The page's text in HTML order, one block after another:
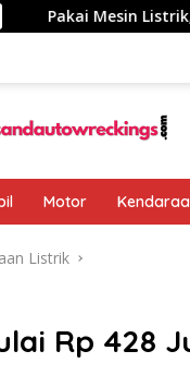
Listrik, Jarak
Motor
Listrik
Rp 428